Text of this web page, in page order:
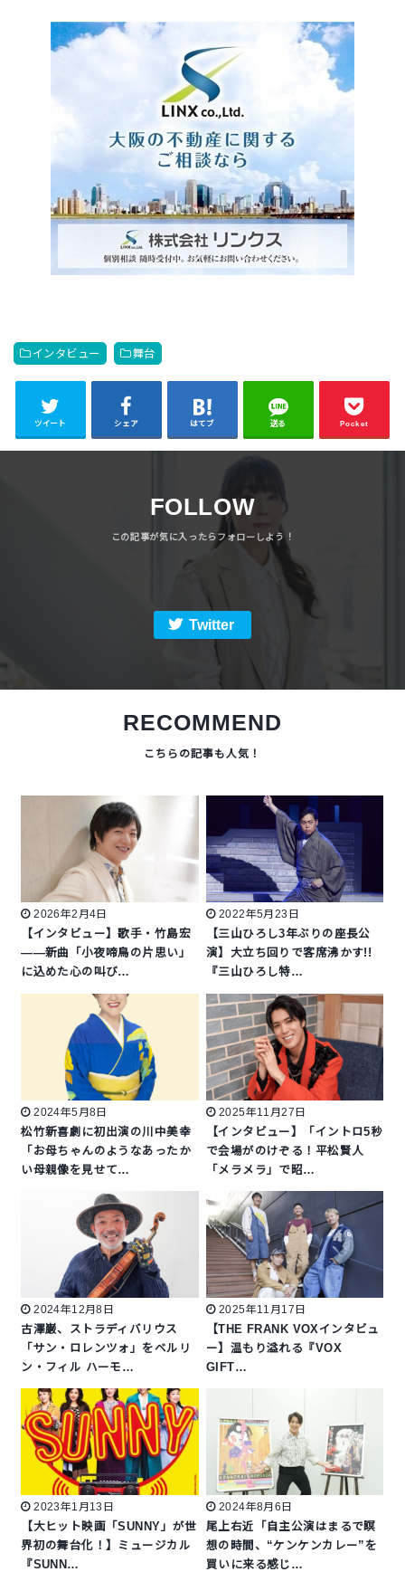
インタビュー 舞台
ツイート シェア はてブ 送る Pocket
FOLLOW
Twitter
RECOMMEND
2026年2月4日
【インタビュー】歌手・竹島宏
――新曲「小夜啼鳥の片思い」
に込めた心の叫び…
2022年5月23日
【三山ひろし3年ぶりの座長公
演】大立ち回りで客席沸かす!!
『三山ひろし特…
2024年5月8日
松竹新喜劇に初出演の川中美幸
「お母ちゃんのようなあったか
い母親像を見せて…
2025年11月27日
【インタビュー】「イントロ5秒
で会場がのけぞる！平松賢人
「メラメラ」で昭…
2024年12月8日
古澤巌、ストラディバリウス
「サン・ロレンツォ」をベルリ
ン・フィル ハーモ…
2025年11月17日
【THE FRANK VOXインタビュ
ー】温もり溢れる『VOX
GIFT…
2023年1月13日
【大ヒット映画「SUNNY」が世
界初の舞台化！】ミュージカル
『SUNN…
2024年8月6日
尾上右近「自主公演はまるで瞑
想の時間、“ケンケンカレー”を
買いに来る感じ…